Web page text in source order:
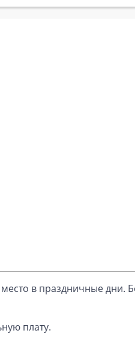
в праздничные дни.
плату.